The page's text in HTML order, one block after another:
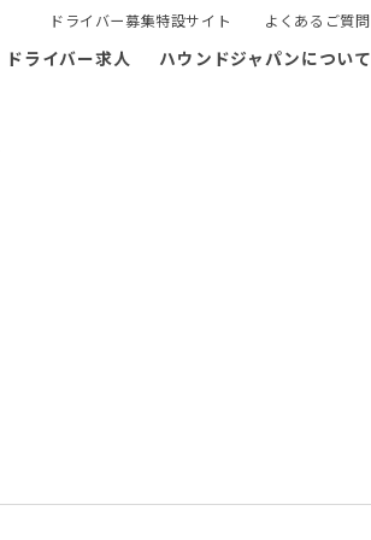
ドライバー募集特設サイト よくあるご質問
ドライバー求人 ハウンドジャパンについて